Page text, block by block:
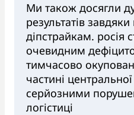
Ми також досягли
результатів
діпстрайкам. росія
очевидним
тимчасово
частині
серйозними
логістиці